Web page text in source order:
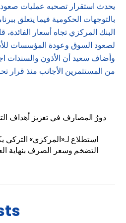
يحدث استقرار تصحبه عمليات
بالتوجهات الحكومية فيما يتعلق
البنك المركزي تجاه أسعار الفائدة،
لصعود السوق وعودة المؤسسات
وأضاف سعيد أن الأذون والسندات
من المستثمرين الأجانب منذ قرار
استطلاع لـ«المركزي»
التضخم وسعر الصرف بنهاية